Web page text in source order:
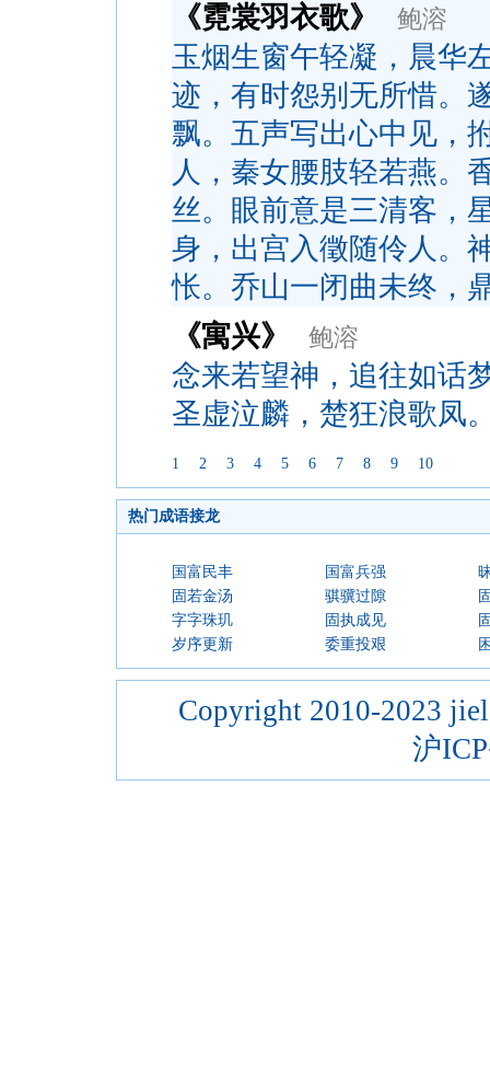
《霓裳羽衣歌》
鲍溶
玉烟生窗午轻凝，晨华
迹，有时怨别无所惜。
飘。五声写出心中见，
人，秦女腰肢轻若燕。
丝。眼前意是三清客，
身，出宫入徵随伶人。
怅。乔山一闭曲未终，
《寓兴》
鲍溶
念来若望神，追往如话
圣虚泣麟，楚狂浪歌凤
1 2 3 4 5 6 7 8 9 10
热门成语接龙
国富民丰 国富兵强
固若金汤
骐骥过隙
字字珠玑
固执成见
岁序更新
委重投艰
Copyright 2010-2023
沪